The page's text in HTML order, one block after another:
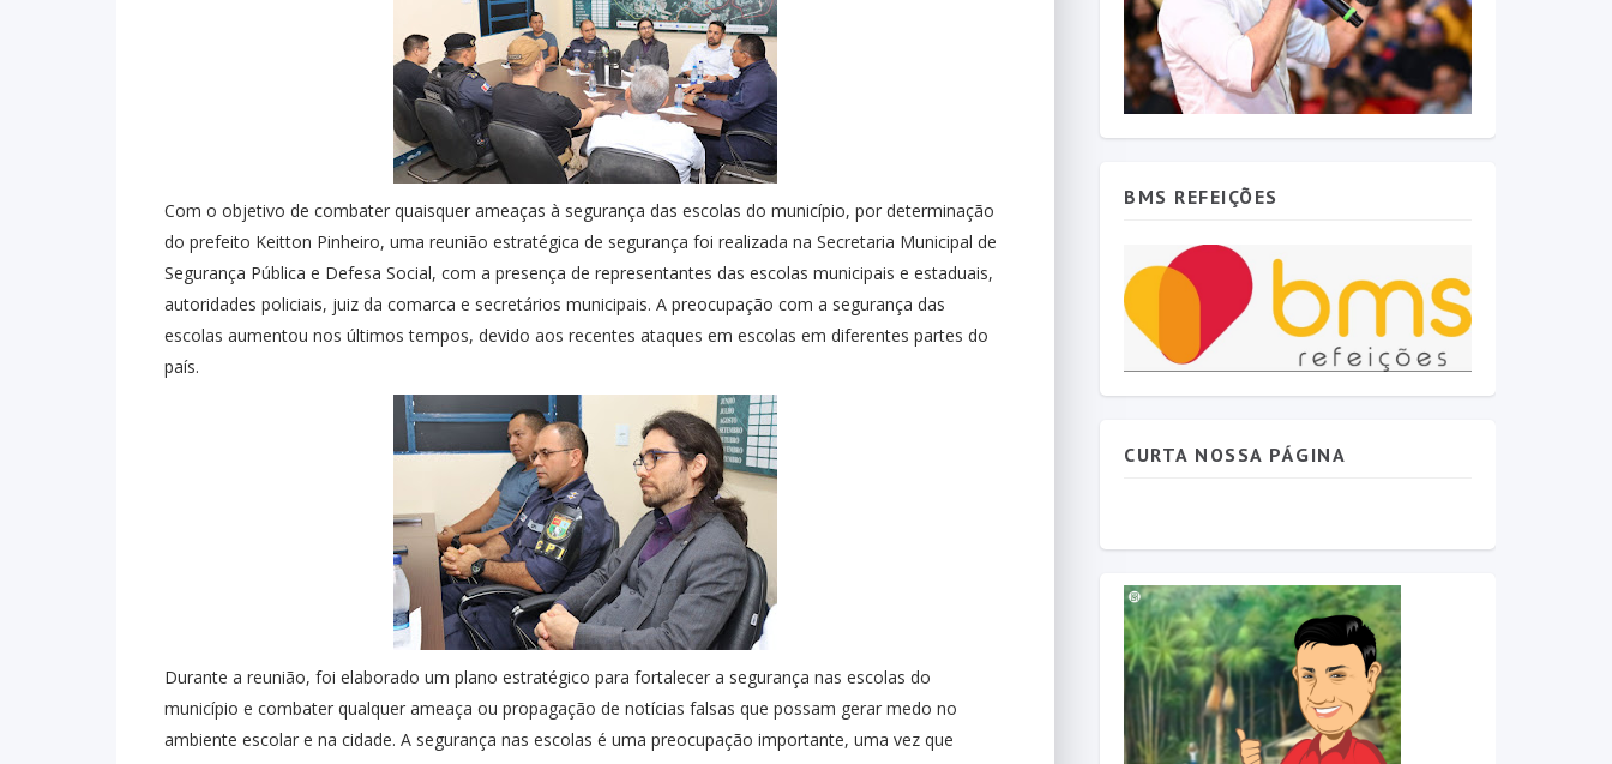
Com o objetivo de combater quaisquer ameaças à segurança das escolas do município, por determinação
do prefeito Keitton Pinheiro, uma reunião estratégica de segurança foi realizada na Secretaria Municipal de
Segurança Pública e Defesa Social, com a presença de representantes das escolas municipais e estaduais,
autoridades policiais, juiz da comarca e secretários municipais. A preocupação com a segurança das
escolas aumentou nos últimos tempos, devido aos recentes ataques em escolas em diferentes partes do
país.
Durante a reunião, foi elaborado um plano estratégico para fortalecer a segurança nas escolas do
município e combater qualquer ameaça ou propagação de notícias falsas que possam gerar medo no
ambiente escolar e na cidade. A segurança nas escolas é uma preocupação importante, uma vez que
BMS REFEIÇÕES
CURTA NOSSA PÁGINA